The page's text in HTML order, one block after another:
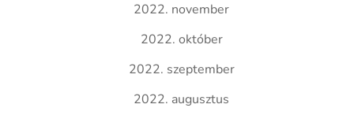
2022. november
2022. október
2022. szeptember
2022. augusztus